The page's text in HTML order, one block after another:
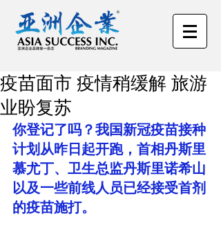
疫苗面市 疫情稍缓解 旅游
业盼复苏
你登记了吗？我国新冠疫苗接种
计划从昨日起开跑，首相丹斯里
慕尤丁、卫生总监丹斯里诺希山
以及一些前线人员已经接受首剂
的疫苗施打。